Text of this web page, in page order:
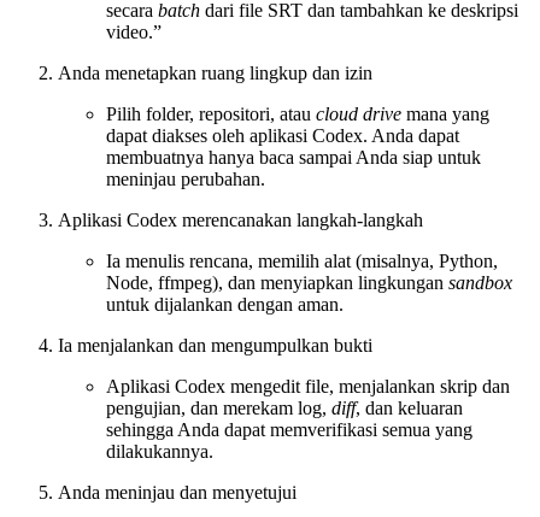
secara batch dari file SRT dan tambahkan ke deskripsi
video.”
Anda menetapkan ruang lingkup dan izin
Pilih folder, repositori, atau cloud drive mana yang
dapat diakses oleh aplikasi Codex. Anda dapat
membuatnya hanya baca sampai Anda siap untuk
meninjau perubahan.
Aplikasi Codex merencanakan langkah-langkah
Ia menulis rencana, memilih alat (misalnya, Python,
Node, ffmpeg), dan menyiapkan lingkungan sandbox
untuk dijalankan dengan aman.
Ia menjalankan dan mengumpulkan bukti
Aplikasi Codex mengedit file, menjalankan skrip dan
pengujian, dan merekam log, diff, dan keluaran
sehingga Anda dapat memverifikasi semua yang
dilakukannya.
Anda meninjau dan menyetujui